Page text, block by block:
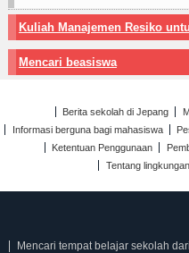
Kuliah Manajemen Resiko
Mencari beasiswa
Berita sekolah di Jepang
Informasi berguna bagi mahasiswa
Ketentuan Penggunaan
Tentang
Mencari tempat belajar sekolah